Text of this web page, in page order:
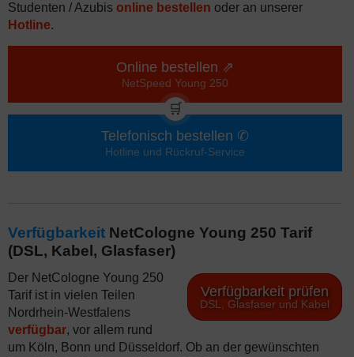
Studenten / Azubis online bestellen oder an unserer
Hotline.
Online bestellen ⇗
NetSpeed Young 250
🛒
Telefonisch bestellen ✆
Hotline und Rückruf-Service
Verfügbarkeit NetCologne Young 250 Tarif
(DSL, Kabel, Glasfaser)
Verfügbarkeit prüfen
DSL, Glasfaser und Kabel
Der NetCologne Young 250
Tarif ist in vielen Teilen
Nordrhein-Westfalens
verfügbar, vor allem rund
um Köln, Bonn und Düsseldorf. Ob an der gewünschten